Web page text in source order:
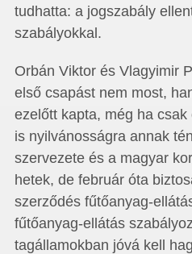
tudhatta: a jogszabály
szabályokkal.
Orbán Viktor és Vlagyimir
első csapást nem most,
ezelőtt kapta, még ha
is nyilvánosságra annak
szervezete és a magyar
hetek, de február óta
szerződés fűtőanyag-
fűtőanyag-ellátás
tagállamokban jóvá kell